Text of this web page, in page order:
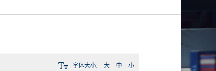
字体大小: 大 中 小